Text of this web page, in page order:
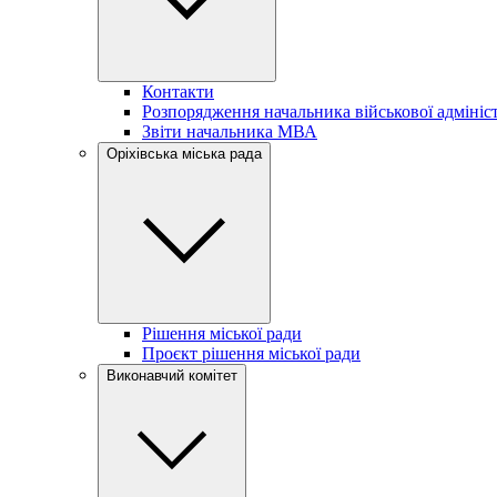
Контакти
Розпорядження начальника військової
Звіти начальника МВА
Оріхівська міська рада
Рішення міської ради
Проєкт рішення міської ради
Виконавчий комітет